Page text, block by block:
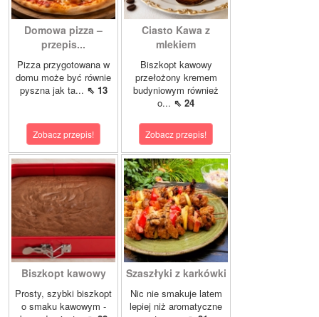
Domowa pizza –
przepis...
Pizza przygotowana w
domu może być równie
pyszna jak ta... ⇖ 13
Zobacz przepis!
Ciasto Kawa z
mlekiem
Biszkopt kawowy
przełożony kremem
budyniowym również
o... ⇖ 24
Zobacz przepis!
Biszkopt kawowy
Prosty, szybki biszkopt
o smaku kawowym -
Szaszłyki z karkówki
Nic nie smakuje latem
lepiej niż aromatyczne